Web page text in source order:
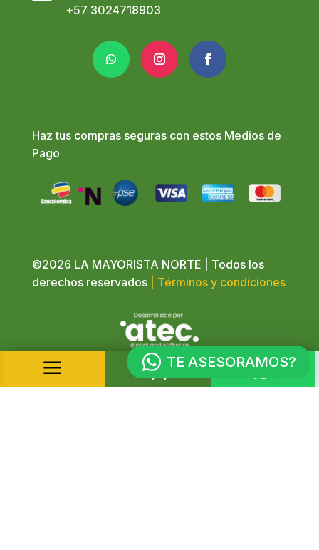
+57 3024718903
Haz tus compras seguras con estos Medios de
Pago
©2026 LA MAYORISTA NORTE | Todos los
derechos reservados
| Términos y condiciones
a  
TE ASESORAMOS?